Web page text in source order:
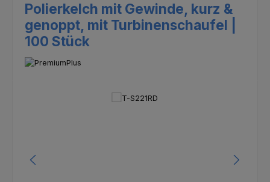
Polierkelch mit Gewinde, kurz &
genoppt, mit Turbinenschaufel |
100 Stück